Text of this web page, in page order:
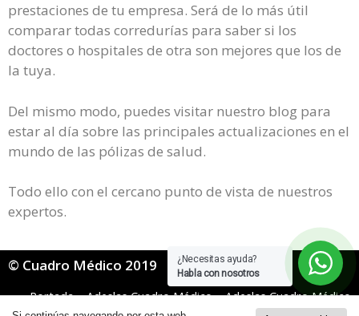
¿Necesitas ayuda?
Habla con nosotros
prestaciones de tu empresa. Será de lo más útil
comparar todas corredurías para saber si los
doctores o hospitales de otra son mejores que los de
la tuya.
Del mismo modo, puedes visitar nuestro blog para
estar al día sobre las principales actualizaciones en el
mundo de las pólizas de salud.
Todo ello con el cercano punto de vista de nuestros
expertos.
© Cuadro Médico 2019
Portada»Adeslas Cuadro Médico»Adeslas Cuadro Médico
Mugeju»adeslas mugeju cuadro medico Teruel